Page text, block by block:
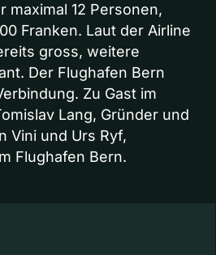
maximal 12 Personen,
Franken. Laut der Airline
gross, weitere
Der Flughafen Bern
Zu Gast im
Lang, Gründer und
Vini und Urs Ryf,
Flughafen Bern.